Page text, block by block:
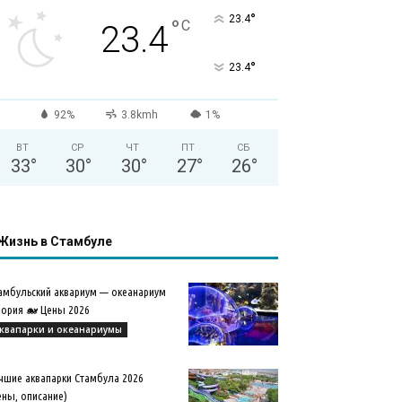
23.4°C 23.4°
23.4°
92% 3.8kmh 1%
ВТ
33°
СР
30°
ЧТ
30°
ПТ
27°
СБ
26°
в Стамбуле
аквариум — океанариум
🐋 Цены 2026
и океанариумы
аквапарки Стамбула 2026
описание)